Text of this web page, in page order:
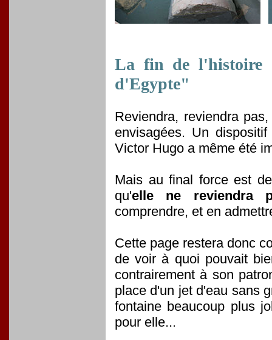
La fin de l'histoire
d'Egypte"
Reviendra, reviendra
envisagées. Un
Victor Hugo a même été
Mais au final force est
qu'elle ne reviendra
comprendre, et en
Cette page restera donc
de voir à quoi pouvait
contrairement à son
place d'un jet d'eau sans
fontaine beaucoup plus
pour elle...